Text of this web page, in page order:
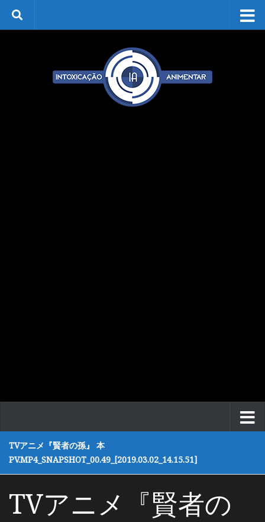
Skip to content
TVアニメ『賢者の孫』 本
PV.MP4_SNAPSHOT_00.49_[2019.03.02_14.15.51]
TVアニメ『賢者の